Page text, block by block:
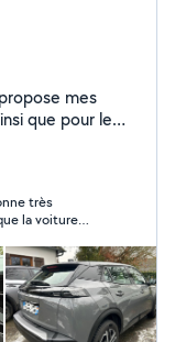
que pour le
que votre
très
la voiture